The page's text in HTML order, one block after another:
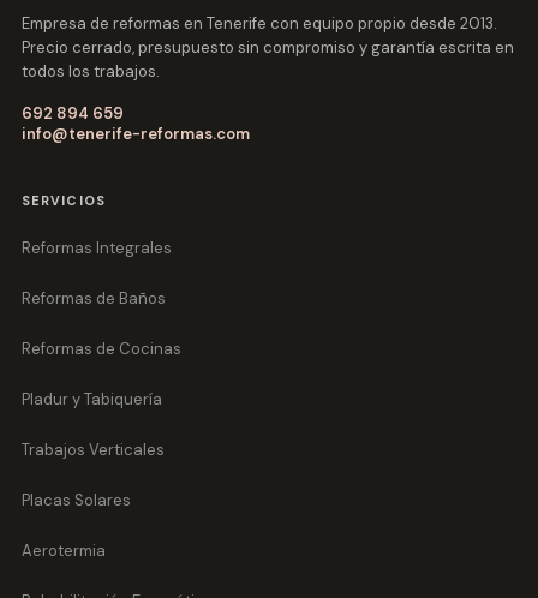
Empresa de reformas en Tenerife con equipo propio desde 2013.
Precio cerrado, presupuesto sin compromiso y garantía escrita en
todos los trabajos.
692 894 659
info@tenerife-reformas.com
SERVICIOS
Reformas Integrales
Reformas de Baños
Reformas de Cocinas
Pladur y Tabiquería
Trabajos Verticales
Placas Solares
Aerotermia